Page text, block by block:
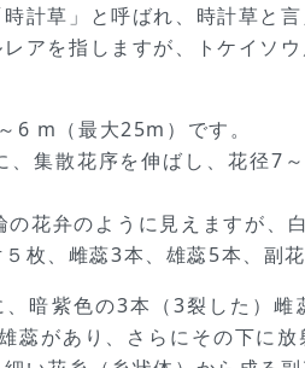
計草」と呼ばれ、時計草と
アを指しますが、トケイソ
6 m（最大25m）です。
、集散花序を伸ばし、花径7
の花弁のように見えますが、
枚、雌蕊3本、雄蕊5本、副
、暗紫色の3本（3裂した）雌
蕊があり、さらにその下に